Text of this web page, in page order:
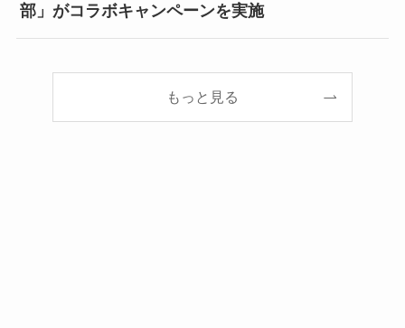
部」がコラボキャンペーンを実施
もっと見る